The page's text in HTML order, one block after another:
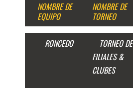
NOMBRE DE
EQUIPO
NOMBRE DE
TORNEO
RONCEDO
TORNEO DE
FILIALES &
CLUBES